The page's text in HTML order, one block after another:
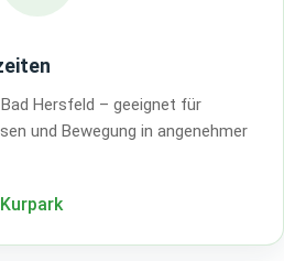
Hersfeld – geeignet für
und Bewegung in angenehmer